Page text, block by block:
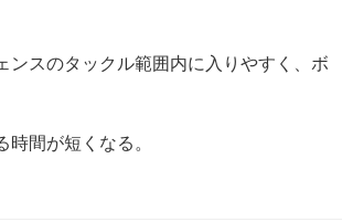
ンスのタックル範囲内に入りやすく、ボ
間が短くなる。